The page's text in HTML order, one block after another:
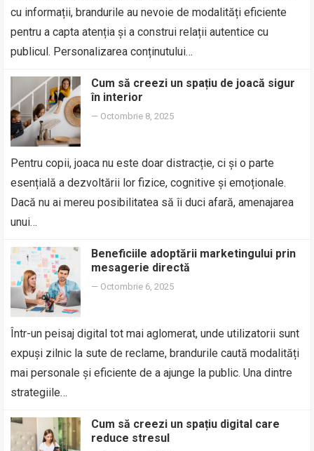
cu informații, brandurile au nevoie de modalități eficiente
pentru a capta atenția și a construi relații autentice cu
publicul. Personalizarea conținutului…
Cum să creezi un spațiu de joacă sigur
în interior
— Octombrie 8, 2025
Pentru copii, joaca nu este doar distracție, ci și o parte
esențială a dezvoltării lor fizice, cognitive și emoționale.
Dacă nu ai mereu posibilitatea să îi duci afară, amenajarea
unui…
Beneficiile adoptării marketingului prin
mesagerie directă
— Octombrie 6, 2025
Într-un peisaj digital tot mai aglomerat, unde utilizatorii sunt
expuși zilnic la sute de reclame, brandurile caută modalități
mai personale și eficiente de a ajunge la public. Una dintre
strategiile…
Cum să creezi un spațiu digital care
reduce stresul